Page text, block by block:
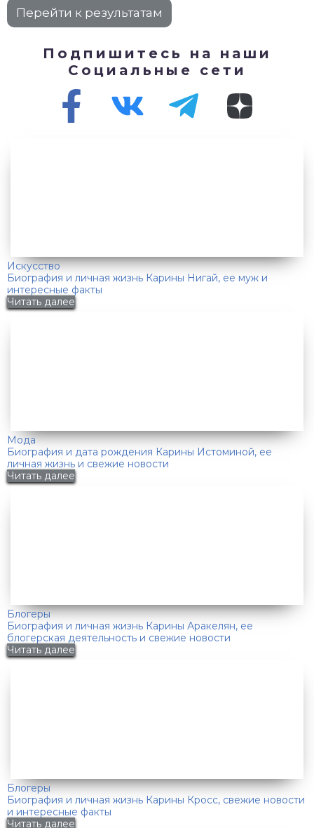
Подпишитесь на наши
Социальные сети
Искусство
Биография и личная жизнь Карины Нигай, ее муж и
интересные факты
Читать далее
Мода
Биография и дата рождения Карины Истоминой, ее
личная жизнь и свежие новости
Читать далее
Блогеры
Биография и личная жизнь Карины Аракелян, ее
блогерская деятельность и свежие новости
Читать далее
Блогеры
Биография и личная жизнь Карины Кросс, свежие новости
и интересные факты
Читать далее